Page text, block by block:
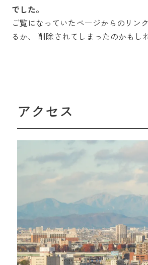
でした。
ご覧になっていたページからのリン
るか、
削除されてしまったのかもし
アクセス